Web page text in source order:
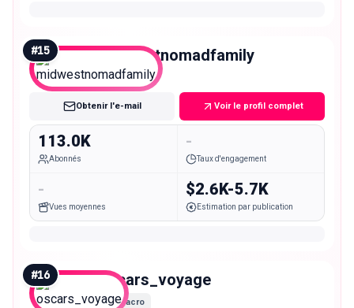
#15 midwestnomadfamily
Macro
Obtenir l'e-mail Voir le profil complet
113.0K
Abonnés
-
Taux d'engagement
-
Vues moyennes
$2.6K-5.7K
Estimation par publication
#16 oscars_voyage
Macro